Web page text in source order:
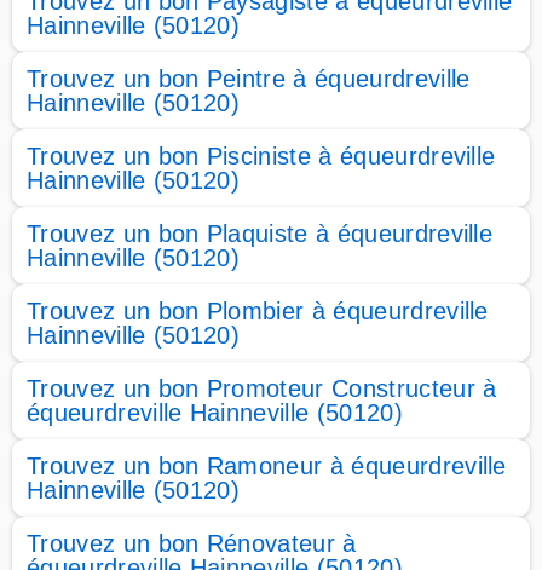
Hainneville (50120)
Trouvez un bon Peintre à équeurdreville
Hainneville (50120)
Trouvez un bon Pisciniste à équeurdreville
Hainneville (50120)
Trouvez un bon Plaquiste à équeurdreville
Hainneville (50120)
Trouvez un bon Plombier à équeurdreville
Hainneville (50120)
Trouvez un bon Promoteur Constructeur à
équeurdreville Hainneville (50120)
Trouvez un bon Ramoneur à équeurdreville
Hainneville (50120)
Trouvez un bon Rénovateur à